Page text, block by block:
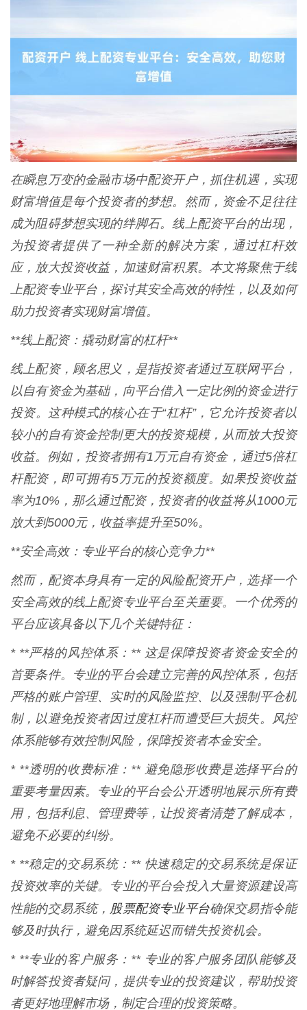
在瞬息万变的金融市场中配资开户，抓住机遇，实现
财富增值是每个投资者的梦想。然而，资金不足往往
成为阻碍梦想实现的绊脚石。线上配资平台的出现，
为投资者提供了一种全新的解决方案，通过杠杆效
应，放大投资收益，加速财富积累。本文将聚焦于线
上配资专业平台，探讨其安全高效的特性，以及如何
助力投资者实现财富增值。
**线上配资：撬动财富的杠杆**
线上配资，顾名思义，是指投资者通过互联网平台，
以自有资金为基础，向平台借入一定比例的资金进行
投资。这种模式的核心在于“杠杆”，它允许投资者以
较小的自有资金控制更大的投资规模，从而放大投资
收益。例如，投资者拥有1万元自有资金，通过5倍杠
杆配资，即可拥有5万元的投资额度。如果投资收益
率为10%，那么通过配资，投资者的收益将从1000元
放大到5000元，收益率提升至50%。
**安全高效：专业平台的核心竞争力**
然而，配资本身具有一定的风险配资开户，选择一个
安全高效的线上配资专业平台至关重要。一个优秀的
平台应该具备以下几个关键特征：
* **严格的风控体系：** 这是保障投资者资金安全的
首要条件。专业的平台会建立完善的风控体系，包括
严格的账户管理、实时的风险监控、以及强制平仓机
制，以避免投资者因过度杠杆而遭受巨大损失。风控
体系能够有效控制风险，保障投资者本金安全。
* **透明的收费标准：** 避免隐形收费是选择平台的
重要考量因素。专业的平台会公开透明地展示所有费
用，包括利息、管理费等，让投资者清楚了解成本，
避免不必要的纠纷。
* **稳定的交易系统：** 快速稳定的交易系统是保证
投资效率的关键。专业的平台会投入大量资源建设高
性能的交易系统， 股票配资专业平台确保交易指令能
够及时执行，避免因系统延迟而错失投资机会。
* **专业的客户服务：** 专业的客户服务团队能够及
时解答投资者疑问，提供专业的投资建议，帮助投资
者更好地理解市场，制定合理的投资策略。